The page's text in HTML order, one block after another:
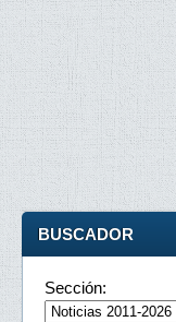
BUSCADOR
Sección: